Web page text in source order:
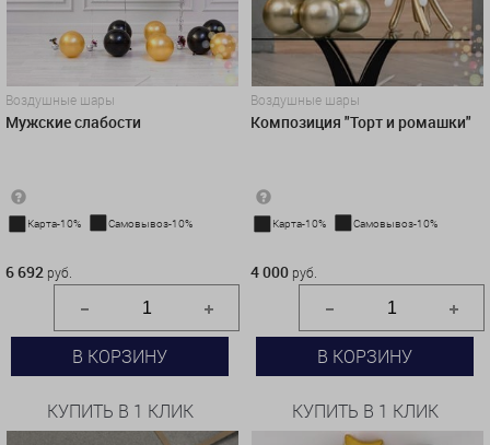
Воздушные шары
Мужские слабости
Карта-10% Самовывоз-10%
6 692 руб.
В КОРЗИНУ
КУПИТЬ В 1 КЛИК
Воздушные шары
Композиция "Торт и ромашки"
Карта-10% Самовывоз-10%
4 000 руб.
В КОРЗИНУ
КУПИТЬ В 1 КЛИК